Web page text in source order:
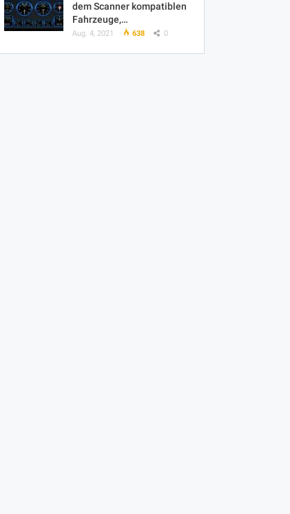
dem Scanner kompatiblen
Fahrzeuge,…
Aug. 4, 2021 638 0